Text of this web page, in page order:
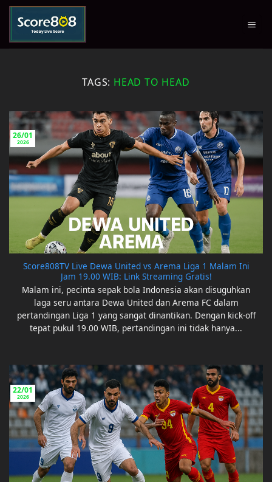
Skip
content
TAGS: HEAD TO HEAD
Score808TV Live Dewa United vs Arema Liga 1 Malam Ini
Jam 19.00 WIB: Link Streaming Gratis!
Malam ini, pecinta sepak bola Indonesia akan disuguhkan
laga seru antara Dewa United dan Arema FC dalam
pertandingan Liga 1 yang sangat dinantikan. Dengan kick-off
tepat pukul 19.00 WIB, pertandingan ini tidak hanya...
26/01
2026
22/01
2026